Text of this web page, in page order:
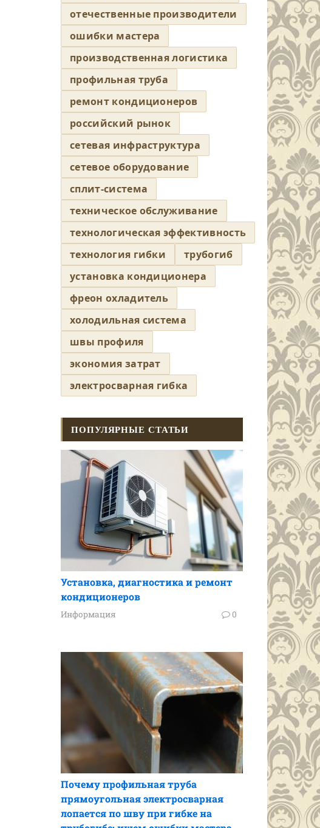
отечественные производители
ошибки мастера
производственная логистика
профильная труба
ремонт кондиционеров
российский рынок
сетевая инфраструктура
сетевое оборудование
сплит-система
техническое обслуживание
технологическая эффективность
технология гибки
трубогиб
установка кондиционера
фреон охладитель
холодильная система
швы профиля
экономия затрат
электросварная гибка
ПОПУЛЯРНЫЕ СТАТЬИ
Установка, диагностика и ремонт
кондиционеров
Информация 0
Почему профильная труба
прямоугольная электросварная
лопается по шву при гибке на